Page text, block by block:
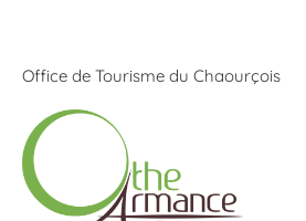
Office de Tourisme du Chaourçois